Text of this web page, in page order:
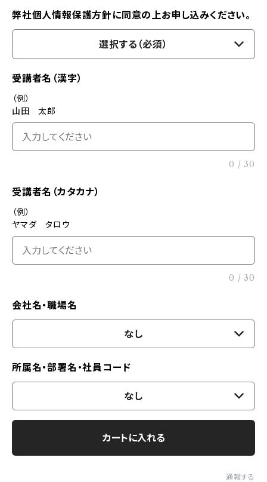
弊社個人情報保護方針に同意の上お申し込みください。
選択する（必須）
受講者名（漢字）
（例）
山田 太郎
0 / 30
受講者名（カタカナ）
（例）
ヤマダ タロウ
0 / 30
会社名・職場名
なし
所属名・部署名・社員コード
なし
カートに入れる
通報する